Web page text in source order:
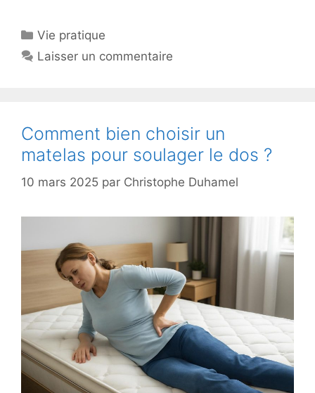
Catégories
Vie pratique
Laisser un commentaire
Comment bien choisir un
matelas pour soulager le dos ?
10 mars 2025 par Christophe Duhamel